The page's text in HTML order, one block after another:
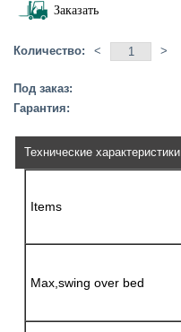
Заказать
Количество: < >
Под заказ:
Гарантия:
Технические характеристики
Items
Max,swing over bed